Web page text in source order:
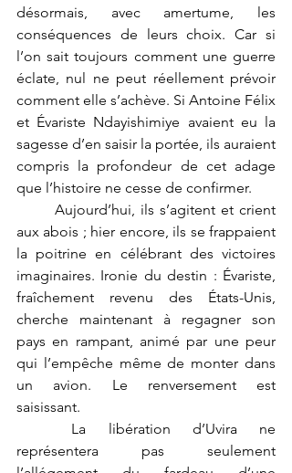
désormais, avec amertume, les
conséquences de leurs choix. Car si
l’on sait toujours comment une guerre
éclate, nul ne peut réellement prévoir
comment elle s’achève. Si Antoine Félix
et Évariste Ndayishimiye avaient eu la
sagesse d’en saisir la portée, ils auraient
compris la profondeur de cet adage
que l’histoire ne cesse de confirmer.
aux abois ; hier encore, ils se frappaient
la poitrine en célébrant des victoires
imaginaires. Ironie du destin : Évariste,
fraîchement revenu des États-Unis,
cherche maintenant à regagner son
pays en rampant, animé par une peur
qui l’empêche même de monter dans
un avion. Le renversement est
saisissant.
représentera pas seulement